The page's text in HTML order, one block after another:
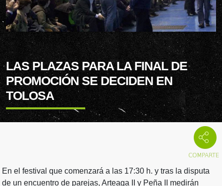
LAS PLAZAS PARA LA FINAL DE
PROMOCIÓN SE DECIDEN EN
TOLOSA
En el festival que comenzará a las 17:30 h. y tras la disputa
de un encuentro de parejas, Arteaga II y Peña II medirán